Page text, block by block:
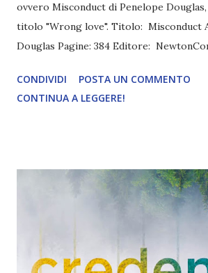
ovvero Misconduct di Penelope
titolo "Wrong love". Titolo: Misconduct
Douglas Pagine: 384 Editore:
tennis Easton Bradbury sta facendo del
essere una brava insegnante: cerca di
durante un incontro genitori-insegnanti
imprevisto, destinato a riportare
suo figlio sia un ragazzino ribelle. Tyler,
CONDIVIDI
POSTA UN COMMENTO
CONTINUA A LEGGERE!